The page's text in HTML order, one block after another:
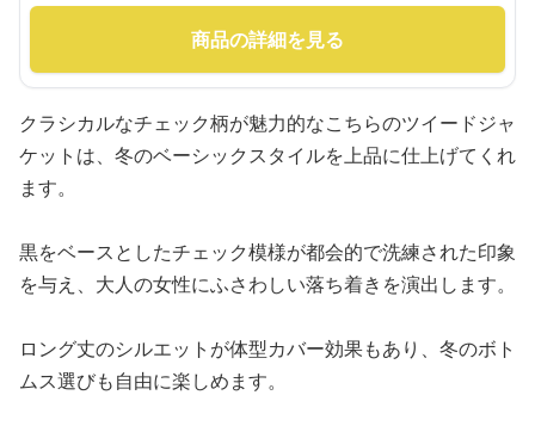
商品の詳細を見る
クラシカルなチェック柄が魅力的なこちらのツイードジャ
ケットは、冬のベーシックスタイルを上品に仕上げてくれ
ます。
黒をベースとしたチェック模様が都会的で洗練された印象
を与え、大人の女性にふさわしい落ち着きを演出します。
ロング丈のシルエットが体型カバー効果もあり、冬のボト
ムス選びも自由に楽しめます。